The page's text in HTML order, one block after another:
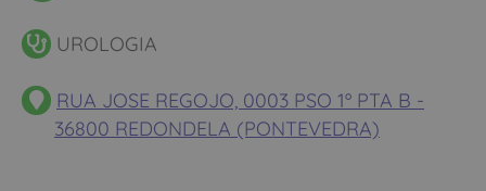
UROLOGIA
RUA JOSE REGOJO, 0003 PSO 1º PTA B -
36800 REDONDELA (PONTEVEDRA)